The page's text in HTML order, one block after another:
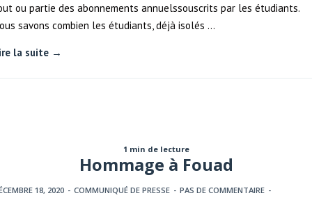
ou partie des abonnements annuelssouscrits par les étudiants.
savons combien les étudiants, déjà isolés …
la suite →
1 min de lecture
Hommage à Fouad
18, 2020 - COMMUNIQUÉ DE PRESSE - PAS DE COMMENTAIRE -